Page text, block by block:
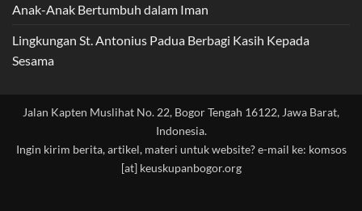
Anak-Anak Bertumbuh dalam Iman
Lingkungan St. Antonius Padua Berbagi Kasih Kepada
Sesama
Jalan Kapten Muslihat No. 22, Bogor Tengah 16122, Jawa Barat,
Indonesia.
Ingin kirim berita, artikel, materi untuk website? e-mail ke: komsos
[at] keuskupanbogor.org